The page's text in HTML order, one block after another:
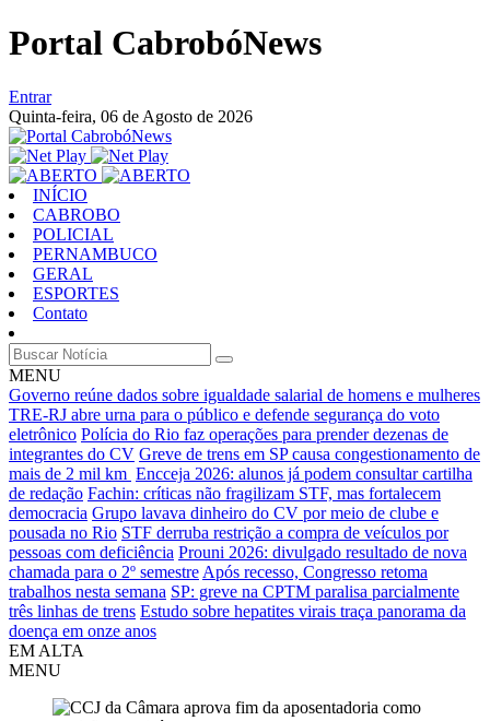
Portal CabrobóNews
Entrar
Quinta-feira, 06 de Agosto de 2026
INÍCIO
CABROBO
POLICIAL
PERNAMBUCO
GERAL
ESPORTES
Contato
MENU
Governo reúne dados sobre igualdade salarial de homens e mulheres
TRE-RJ abre urna para o público e defende segurança do voto
eletrônico Polícia do Rio faz operações para prender dezenas de
integrantes do CV Greve de trens em SP causa congestionamento de
mais de 2 mil km Encceja 2026: alunos já podem consultar cartilha
de redação Fachin: críticas não fragilizam STF, mas fortalecem
democracia Grupo lavava dinheiro do CV por meio de clube e
pousada no Rio STF derruba restrição a compra de veículos por
pessoas com deficiência Prouni 2026: divulgado resultado de nova
chamada para o 2º semestre Após recesso, Congresso retoma
trabalhos nesta semana SP: greve na CPTM paralisa parcialmente
três linhas de trens Estudo sobre hepatites virais traça panorama da
doença em onze anos
EM ALTA
MENU